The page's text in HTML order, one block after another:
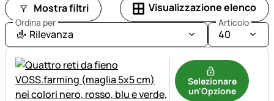
Mostra filtri Visualizzazione elenco
Ordina per
Rilevanza
Articolo
40
Selezionare
un'Opzione